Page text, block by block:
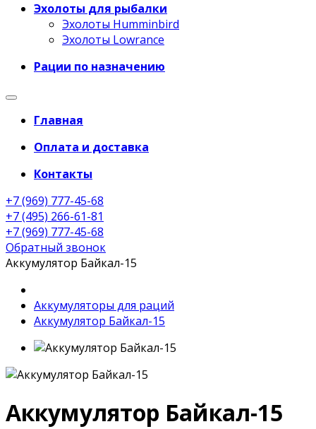
Эхолоты для рыбалки
Эхолоты Humminbird
Эхолоты Lowrance
Рации по назначению
Главная
Оплата и доставка
Контакты
+7 (969) 777-45-68
+7 (495) 266-61-81
+7 (969) 777-45-68
Обратный звонок
Аккумулятор Байкал-15
Аккумуляторы для раций
Аккумулятор Байкал-15
Аккумулятор Байкал-15